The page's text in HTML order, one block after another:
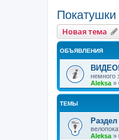
Покатушки
Новая тема
ОБЪЯВЛЕНИЯ
ВИДЕО!
немного
Aleksa »
ТЕМЫ
Aleksa »